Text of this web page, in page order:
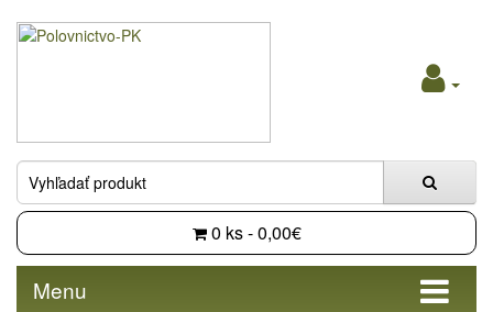
0 ks - 0,00€
Menu